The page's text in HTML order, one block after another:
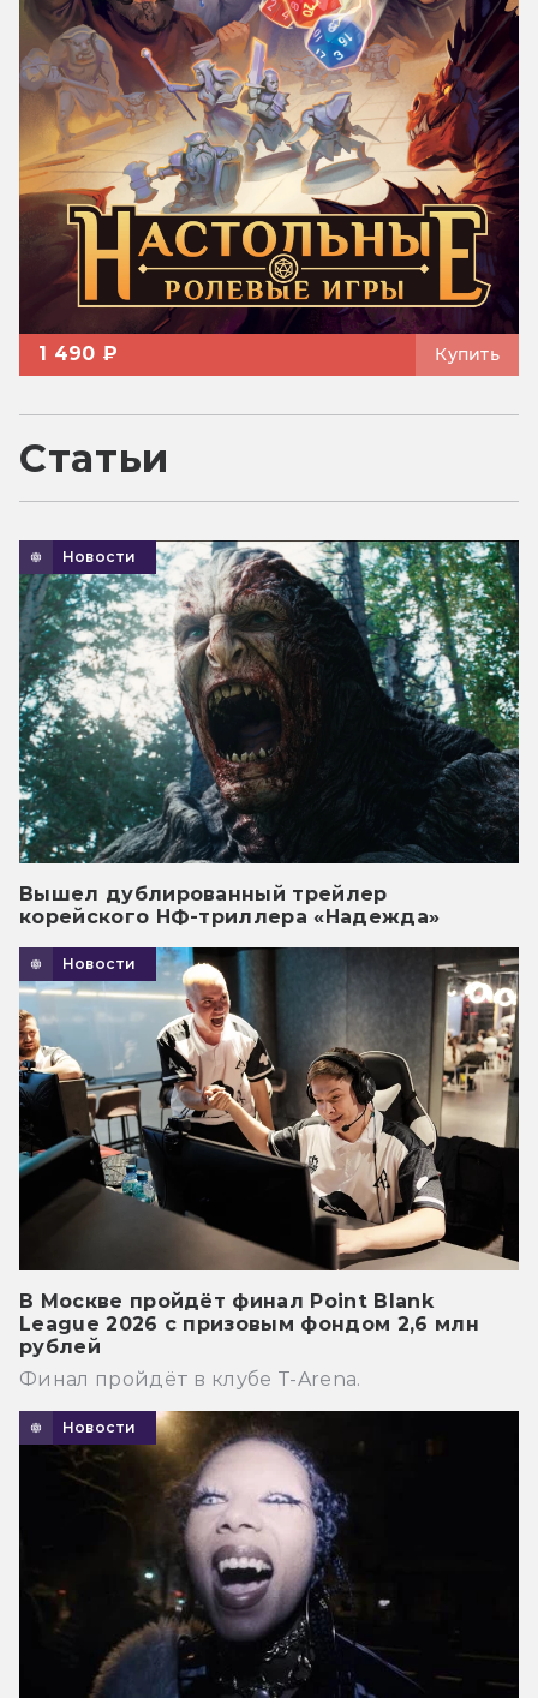
1 490 ₽ Купить
Статьи
Новости
Вышел дублированный трейлер
корейского НФ-триллера «Надежда»
Новости
В Москве пройдёт финал Point Blank
League 2026 с призовым фондом 2,6 млн
рублей
Финал пройдёт в клубе T-Arena.
Новости